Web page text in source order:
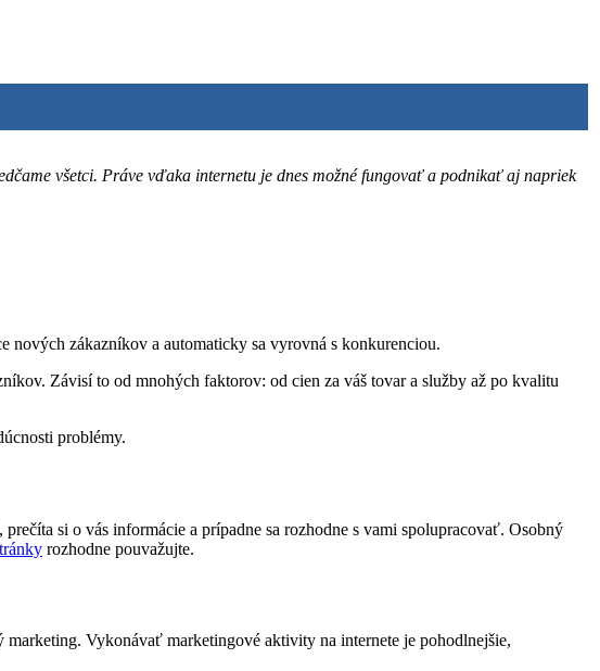
všetci. Práve vďaka internetu je dnes možné fungovať a podnikať aj napriek
nových zákazníkov a automaticky sa vyrovná s konkurenciou.
Závisí to od mnohých faktorov: od cien za váš tovar a služby až po kvalitu
problémy.
si o vás informácie a prípadne sa rozhodne s vami spolupracovať. Osobný
rozhodne pouvažujte.
Vykonávať marketingové aktivity na internete je pohodlnejšie,